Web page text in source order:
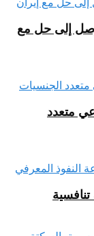
إلى حل مع
متعدد